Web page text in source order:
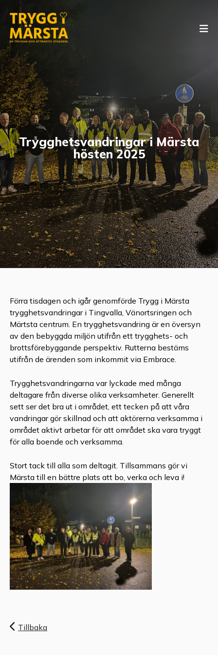
Trygghetsvandringar i Märsta
hösten 2025
Förra tisdagen och igår genomförde Trygg i Märsta
trygghetsvandringar i Tingvalla, Vänortsringen och
Märtsta centrum. En trygghetsvandring är en översyn
av den bebyggda miljön utifrån ett trygghets- och
brottsförebyggande perspektiv. Rutterna bestäms
utifrån de ärenden som inkommit via Embrace.
Trygghetsvandringarna var lyckade med många
deltagare från diverse olika verksamheter. Generellt
sett ser det bra ut i området, ett tecken på att våra
vandringar gör skillnad och att aktörerna verksamma i
området aktivt arbetar för att området ska vara tryggt
för alla boende och verksamma.
Stort tack till alla som deltagit. Tillsammans gör vi
Märsta till en bättre plats att bo, verka och leva i!
Tillbaka